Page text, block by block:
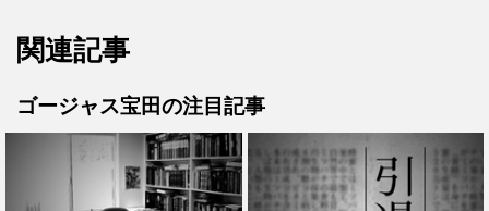
関連記事
ゴージャス宝田の注目記事